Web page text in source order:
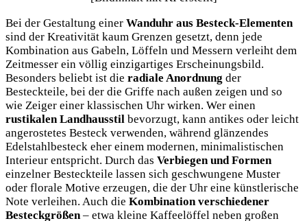
Bei der Gestaltung einer Wanduhr aus Besteck-Elementen
sind der Kreativität kaum Grenzen gesetzt, denn jede
Kombination aus Gabeln, Löffeln und Messern verleiht dem
Zeitmesser ein völlig einzigartiges Erscheinungsbild.
Besonders beliebt ist die radiale Anordnung der
Besteckteile, bei der die Griffe nach außen zeigen und so
wie Zeiger einer klassischen Uhr wirken. Wer einen
rustikalen Landhausstil bevorzugt, kann antikes oder leicht
angerostetes Besteck verwenden, während glänzendes
Edelstahlbesteck eher einem modernen, minimalistischen
Interieur entspricht. Durch das Verbiegen und Formen
einzelner Besteckteile lassen sich geschwungene Muster
oder florale Motive erzeugen, die der Uhr eine künstlerische
Note verleihen. Auch die Kombination verschiedener
Besteckgrößen – etwa kleine Kaffee­löffel neben großen